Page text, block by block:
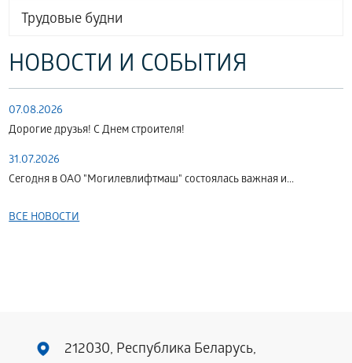
Трудовые будни
НОВОСТИ И СОБЫТИЯ
07.08.2026
Дорогие друзья! С Днем строителя!
31.07.2026
Сегодня в ОАО "Могилевлифтмаш" состоялась важная и...
ВСЕ НОВОСТИ
212030, Республика Беларусь,